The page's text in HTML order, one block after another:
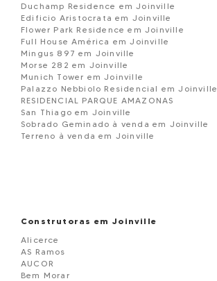
Duchamp Residence em Joinville
Edificio Aristocrata em Joinville
Flower Park Residence em Joinville
Full House América em Joinville
Mingus 897 em Joinville
Morse 282 em Joinville
Munich Tower em Joinville
Palazzo Nebbiolo Residencial em Joinville
RESIDENCIAL PARQUE AMAZONAS
San Thiago em Joinville
Sobrado Geminado à venda em Joinville
Terreno à venda em Joinville
Construtoras em Joinville
Alicerce
AS Ramos
AUCOR
Bem Morar